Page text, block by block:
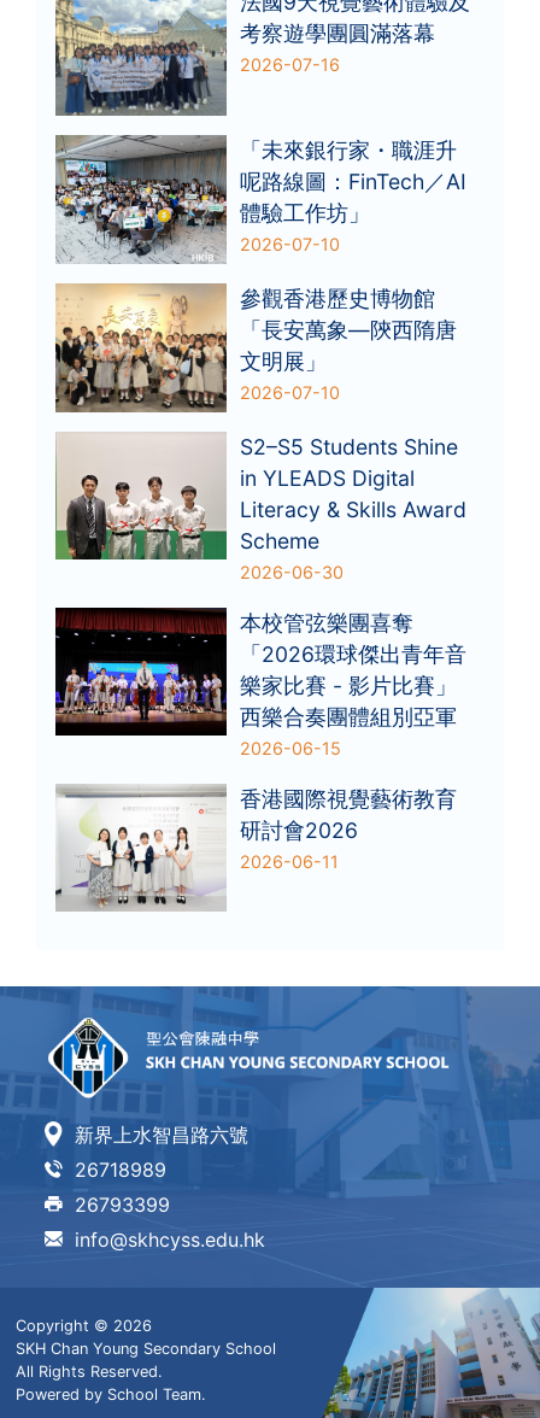
考察遊學團圓滿落幕
2026-07-16
「未來銀行家・職涯升
呢路線圖：FinTech／AI
體驗工作坊」
2026-07-10
參觀香港歷史博物館
「長安萬象—陝西隋唐
文明展」
2026-07-10
S2–S5 Students Shine
in YLEADS Digital
Literacy & Skills Award
Scheme
2026-06-30
本校管弦樂團喜奪
「2026環球傑出青年音
樂家比賽 - 影片比賽」
西樂合奏團體組別亞軍
2026-06-15
香港國際視覺藝術教育
研討會2026
2026-06-11
新界上水智昌路六號
26718989
26793399
info@skhcyss.edu.hk
Copyright © 2026
SKH Chan Young Secondary School
All Rights Reserved.
Powered by School Team.